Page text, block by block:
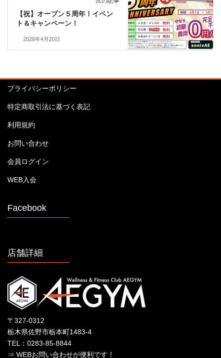
【祝】オープン５周年！イベン
ト＆キャンペーン！
2026年4月20日
プライバシーポリシー
特定商取引法に基づく表記
利用規約
お問い合わせ
会員ログイン
WEB入会
Facebook
店舗詳細
〒327-0312
栃木県佐野市栃本町1483-4
TEL：0283-85-8844
⇒ WEBお問い合わせが便利です！